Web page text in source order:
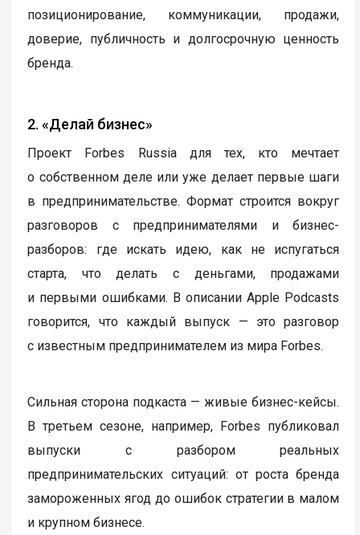
позиционирование, коммуникации, продажи,
доверие, публичность и долгосрочную ценность
бренда.
2. «Делай бизнес»
Проект Forbes Russia для тех, кто мечтает
о собственном деле или уже делает первые шаги
в предпринимательстве. Формат строится вокруг
разговоров с предпринимателями и бизнес-
разборов: где искать идею, как не испугаться
старта, что делать с деньгами, продажами
и первыми ошибками. В описании Apple Podcasts
говорится, что каждый выпуск — это разговор
с известным предпринимателем из мира Forbes.
Сильная сторона подкаста — живые бизнес-кейсы.
В третьем сезоне, например, Forbes публиковал
выпуски с разбором реальных
предпринимательских ситуаций: от роста бренда
замороженных ягод до ошибок стратегии в малом
и крупном бизнесе.